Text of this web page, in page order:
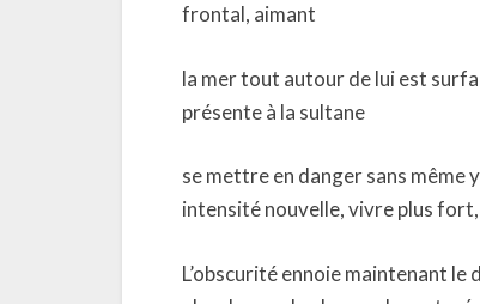
frontal, aimant
la mer tout autour de lui est
présente à la sultane
se mettre en danger sans même
intensité nouvelle, vivre plus fort,
L’obscurité ennoie maintenant le